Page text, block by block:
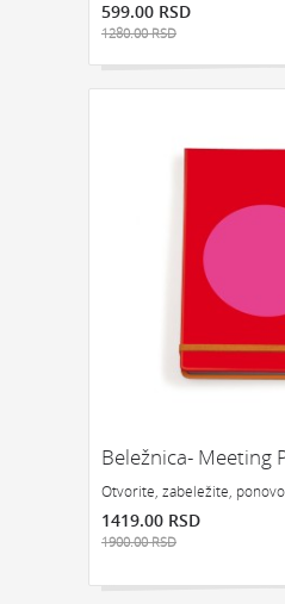
599.00 RSD
1280.00 RSD
Beležnica- Meeting
Otvorite, zabeležite, ponovo
1419.00 RSD
1900.00 RSD